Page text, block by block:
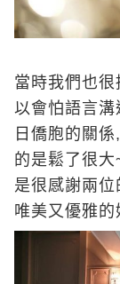
當時我們也
以會怕語言
日僑胞的關
的是鬆了很
是很感謝兩
唯美又優雅的